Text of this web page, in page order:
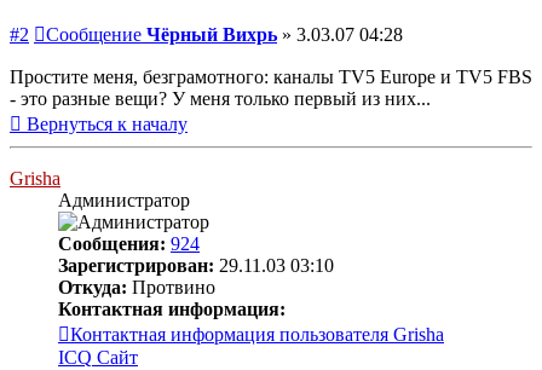
#2 Сообщение Чёрный Вихрь » 3.03.07 04:28
Простите меня, безграмотного: каналы TV5 Europe и TV5 FBS
- это разные вещи? У меня только первый из них...
Вернуться к началу
Grisha
Администратор
Сообщения: 924
Зарегистрирован: 29.11.03 03:10
Откуда: Протвино
Контактная информация:
Контактная информация пользователя Grisha
ICQ Сайт